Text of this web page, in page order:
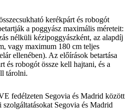
kerékpárt és robogót
a poggyász maximális méreteit:
nélküli kézipoggyászként, az alapdíj
vagy maximum 180 cm teljes
ellenében). Az előírások betartása
és robogót össze kell hajtani, és a
tárolni.
fedélzeten Segovia és Madrid között
szolgáltatásokat Segovia és Madrid